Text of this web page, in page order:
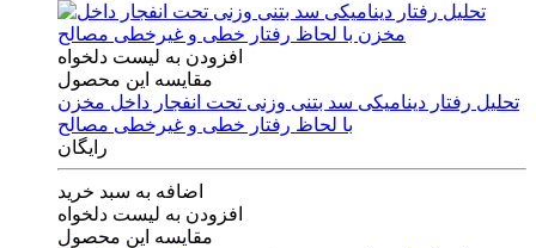
افزودن به لیست دلخواه
مقایسه این محصول
تحلیل رفتار دینامیکی سد بتنی وزنی تحت انفجار داخل مخزن
با لحاظ رفتار خطی و غیرخطی مصالح
رایگان
اضافه به سبد خرید
افزودن به لیست دلخواه
مقایسه این محصول